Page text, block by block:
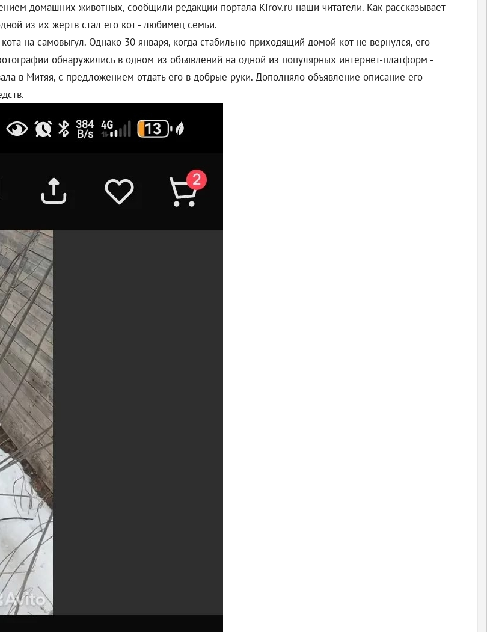
домашних животных, сообщили редакции портала Kirov.ru наши читатели. Как рассказывает
из их жертв стал его кот - любимец семьи.
на самовыгул. Однако 30 января, когда стабильно приходящий домой кот не вернулся, его
обнаружились в одном из объявлений на одной из популярных интернет-платформ -
в Митяя, с предложением отдать его в добрые руки. Дополняло объявление описание его